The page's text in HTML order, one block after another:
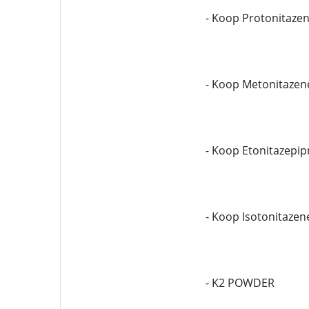
- Koop
- Koop
- Koop
- Koop
- K2 POWDER